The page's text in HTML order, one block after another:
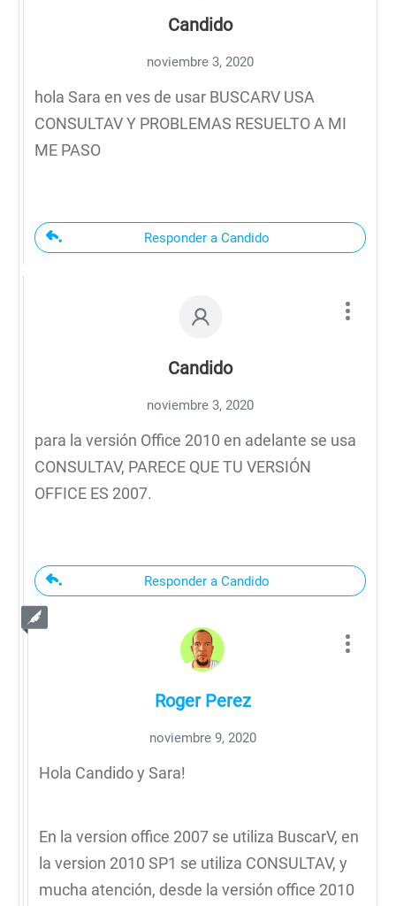
Candido
noviembre 3, 2020
hola Sara en ves de usar BUSCARV USA
CONSULTAV Y PROBLEMAS RESUELTO A MI
ME PASO
Responder a Candido
Candido
noviembre 3, 2020
para la versión Office 2010 en adelante se usa
CONSULTAV, PARECE QUE TU VERSIÓN
OFFICE ES 2007.
Responder a Candido
Roger Perez
noviembre 9, 2020
Hola Candido y Sara!
En la version office 2007 se utiliza BuscarV, en
la version 2010 SP1 se utiliza CONSULTAV, y
mucha atención, desde la versión office 2010